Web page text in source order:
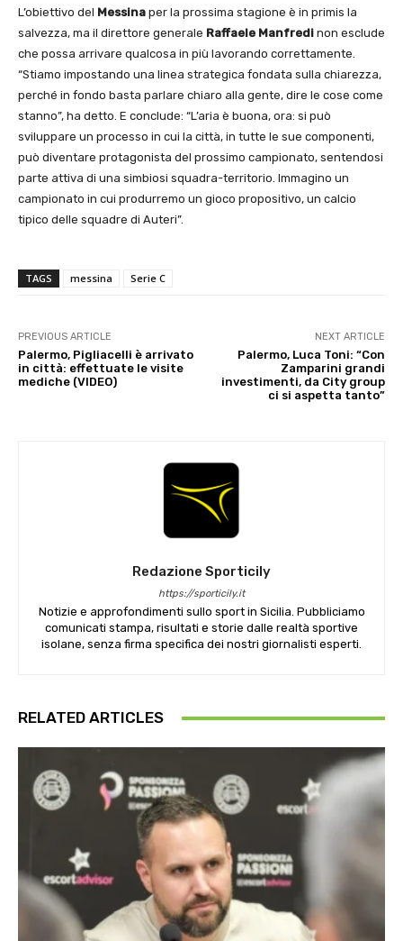
L’obiettivo del Messina per la prossima stagione è in primis la
salvezza, ma il direttore generale Raffaele Manfredi non esclude
che possa arrivare qualcosa in più lavorando correttamente.
“Stiamo impostando una linea strategica fondata sulla chiarezza,
perché in fondo basta parlare chiaro alla gente, dire le cose come
stanno”, ha detto. E conclude: “L’aria è buona, ora: si può
sviluppare un processo in cui la città, in tutte le sue componenti,
può diventare protagonista del prossimo campionato, sentendosi
parte attiva di una simbiosi squadra-territorio. Immagino un
campionato in cui produrremo un gioco propositivo, un calcio
tipico delle squadre di Auteri”.
TAGS messina Serie C
PREVIOUS ARTICLE
Palermo, Pigliacelli è arrivato
in città: effettuate le visite
mediche (VIDEO)
NEXT ARTICLE
Palermo, Luca Toni: “Con
Zamparini grandi
investimenti, da City group
ci si aspetta tanto”
Redazione Sporticily
https://sporticily.it
Notizie e approfondimenti sullo sport in Sicilia. Pubbliciamo
comunicati stampa, risultati e storie dalle realtà sportive
isolane, senza firma specifica dei nostri giornalisti esperti.
RELATED ARTICLES